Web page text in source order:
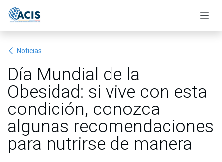
Noticias
Día Mundial de la
Obesidad: si vive con esta
condición, conozca
algunas recomendaciones
para nutrirse de manera